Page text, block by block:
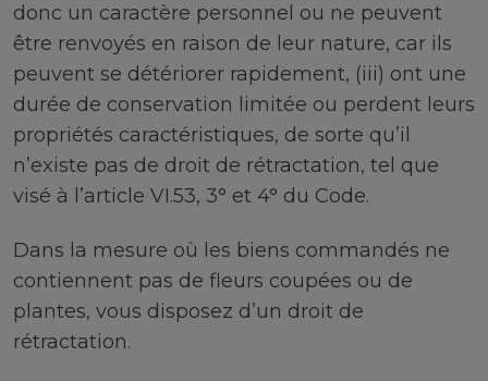
donc un caractère personnel ou ne peuvent
être renvoyés en raison de leur nature, car ils
peuvent se détériorer rapidement, (iii) ont une
durée de conservation limitée ou perdent leurs
propriétés caractéristiques, de sorte qu’il
n’existe pas de droit de rétractation, tel que
visé à l’article VI.53, 3° et 4° du Code.
Dans la mesure où les biens commandés ne
contiennent pas de fleurs coupées ou de
plantes, vous disposez d’un droit de
rétractation.